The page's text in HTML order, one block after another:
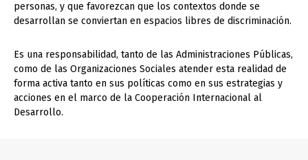
personas, y que favorezcan que los contextos donde se
desarrollan se conviertan en espacios libres de discriminación.
Es una responsabilidad, tanto de las Administraciones Públicas,
como de las Organizaciones Sociales atender esta realidad de
forma activa tanto en sus políticas como en sus estrategias y
acciones en el marco de la Cooperación Internacional al
Desarrollo.